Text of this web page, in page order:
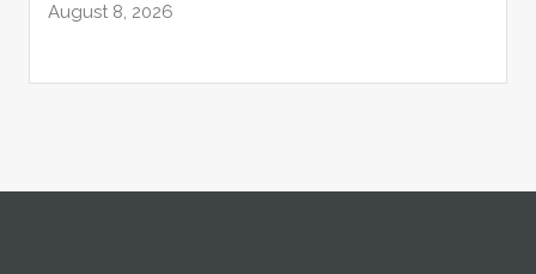
August 8, 2026